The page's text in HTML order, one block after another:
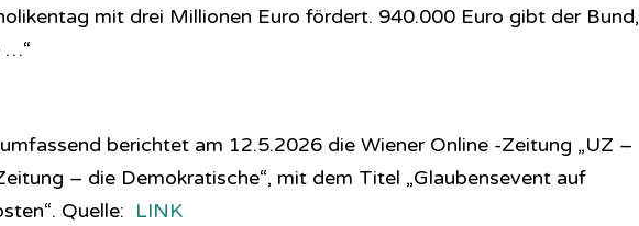
mit drei Millionen Euro fördert. 940.000 Euro gibt der Bund,
…“
berichtet am 12.5.2026 die Wiener Online -Zeitung „UZ –
– die Demokratische“, mit dem Titel „Glaubensevent auf
Quelle: LINK